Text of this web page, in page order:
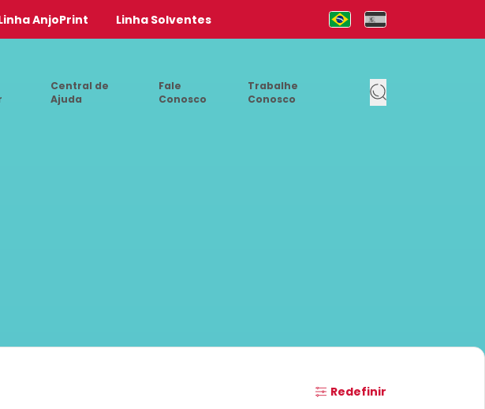
AnjoPrint
Linha Solventes
Central de
Ajuda
Fale
Conosco
Trabalhe
Conosco
Redefinir